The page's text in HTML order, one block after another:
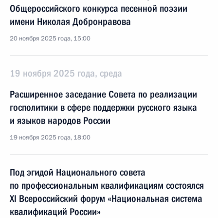
Общероссийского конкурса песенной поэзии
имени Николая Добронравова
20 ноября 2025 года, 15:00
19 ноября 2025 года, среда
Расширенное заседание Совета по реализации
госполитики в сфере поддержки русского языка
и языков народов России
19 ноября 2025 года, 18:00
Под эгидой Национального совета
по профессиональным квалификациям состоялся
XI Всероссийский форум «Национальная система
квалификаций России»